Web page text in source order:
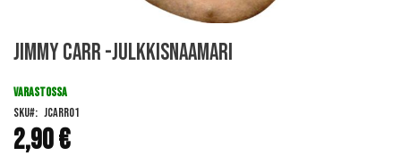
beginning
the
images
gallery
Jimmy Carr -julkkisnaamari
2,90 €
VARASTOSSA
SKU
JCARR01